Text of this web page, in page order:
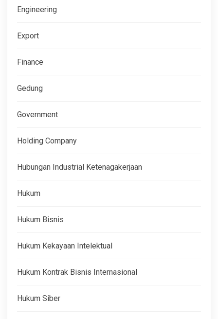
Engineering
Export
Finance
Gedung
Government
Holding Company
Hubungan Industrial Ketenagakerjaan
Hukum
Hukum Bisnis
Hukum Kekayaan Intelektual
Hukum Kontrak Bisnis Internasional
Hukum Siber